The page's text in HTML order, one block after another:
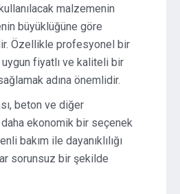
malzemenin
büyüklüğüne göre
Özellikle profesyonel bir
fiyatlı ve kaliteli bir
adına önemlidir.
beton ve diğer
ekonomik bir seçenek
bakım ile dayanıklılığı
sorunsuz bir şekilde